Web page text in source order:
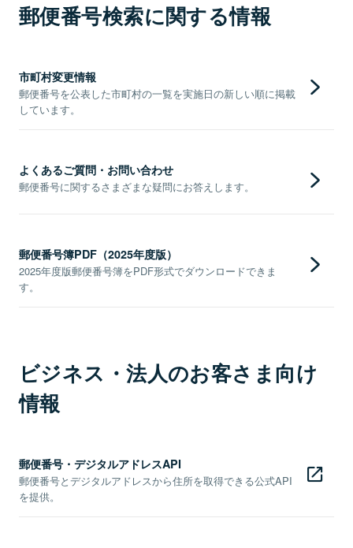
郵便番号検索に関する情報
市町村変更情報
郵便番号を公表した市町村の一覧を実施日の新しい順に掲載
しています。
よくあるご質問・お問い合わせ
郵便番号に関するさまざまな疑問にお答えします。
郵便番号簿PDF（2025年度版）
2025年度版郵便番号簿をPDF形式でダウンロードできま
す。
ビジネス・法人のお客さま向け
情報
郵便番号・デジタルアドレスAPI
郵便番号とデジタルアドレスから住所を取得できる公式API
を提供。